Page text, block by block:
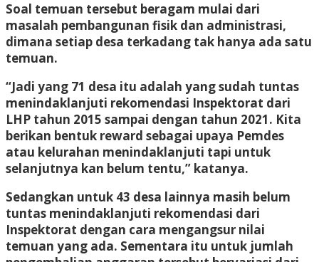
Soal temuan tersebut beragam mulai dari
masalah pembangunan fisik dan administrasi,
dimana setiap desa terkadang tak hanya ada satu
temuan.
“Jadi yang 71 desa itu adalah yang sudah tuntas
menindaklanjuti rekomendasi Inspektorat dari
LHP tahun 2015 sampai dengan tahun 2021. Kita
berikan bentuk reward sebagai upaya Pemdes
atau kelurahan menindaklanjuti tapi untuk
selanjutnya kan belum tentu,” katanya.
Sedangkan untuk 43 desa lainnya masih belum
tuntas menindaklanjuti rekomendasi dari
Inspektorat dengan cara mengangsur nilai
temuan yang ada. Sementara itu untuk jumlah